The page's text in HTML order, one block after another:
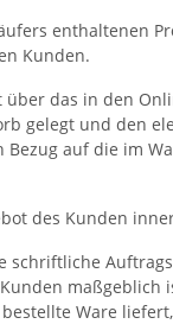
enthaltenen
Kunden.
über das in den
gelegt und den
auf die im
des Kunden
schriftliche
maßgeblich
Ware